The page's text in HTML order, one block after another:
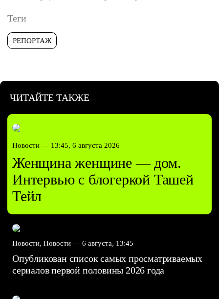
Теги
РЕПОРТАЖ
ЧИТАЙТЕ ТАКЖЕ
Новости — 13:45, 6 августа 2026
Женщина женщине — дом.
Интервью с блогеркой Ташей
Тейл
Новости, Новости — 6 августа, 13:45
Опубликован список самых просматриваемых
сериалов первой половины 2026 года